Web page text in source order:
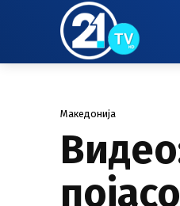
Македонија